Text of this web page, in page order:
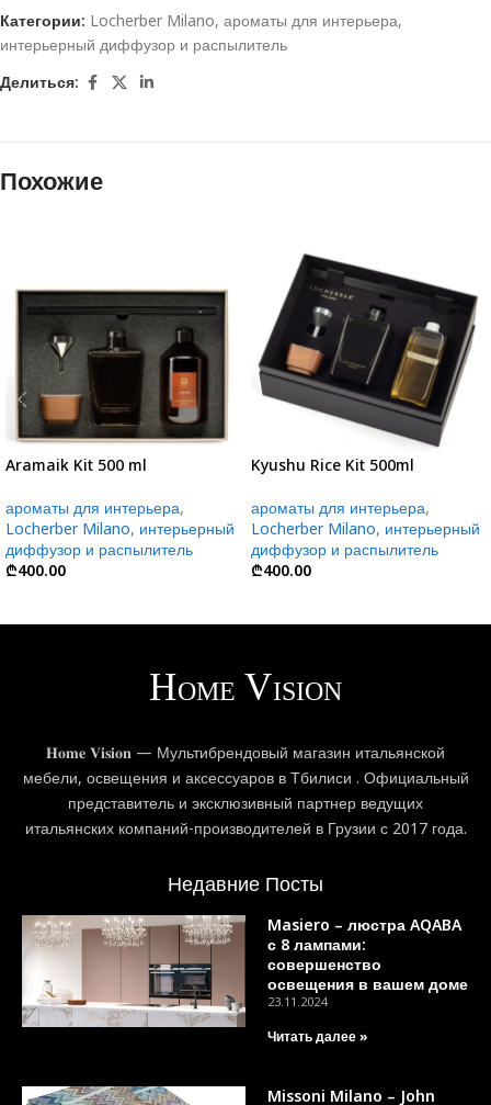
Категории: Locherber Milano, ароматы для интерьера,
интерьерный диффузор и распылитель
Делиться:
Похожие
Aramaik Kit 500 ml
ароматы для интерьера,
Locherber Milano, интерьерный
диффузор и распылитель
₾400.00
Kyushu Rice Kit 500ml
ароматы для интерьера,
Locherber Milano, интерьерный
диффузор и распылитель
₾400.00
𝐇𝐨𝐦𝐞 𝐕𝐢𝐬𝐢𝐨𝐧 — Мультибрендовый магазин итальянской
мебели, освещения и аксессуаров в Тбилиси . Официальный
представитель и эксклюзивный партнер ведущих
итальянских компаний-производителей в Грузии с 2017 года.
Недавние Посты
Masiero – люстра AQABA
с 8 лампами:
совершенство
освещения в вашем доме
23.11.2024
Читать далее »
Missoni Milano – John